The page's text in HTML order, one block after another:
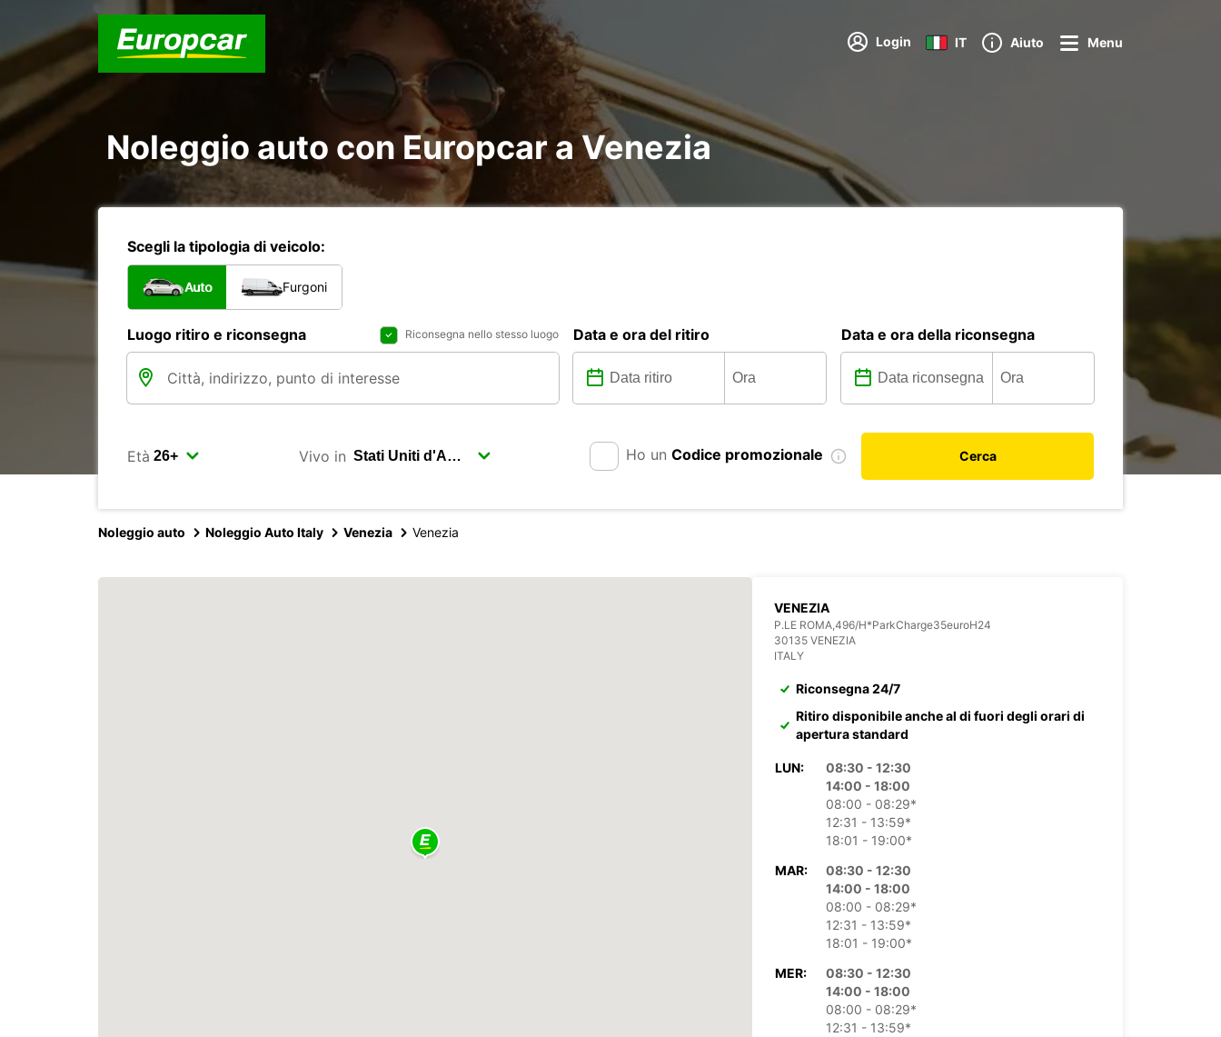
Login IT Aiuto Menu
Noleggio auto con Europcar a Venezia
Scegli la tipologia di veicolo:
Auto Furgoni
Luogo ritiro e riconsegna Riconsegna nello stesso luogo Data e ora del ritiro Data e ora della riconsegna
Età Vivo in Ho un Codice promozionale Cerca
Noleggio auto Noleggio Auto Italy Venezia Venezia
VENEZIA
P.LE ROMA,496/H*ParkCharge35euroH24
30135 VENEZIA
ITALY
Riconsegna 24/7
Ritiro disponibile anche al di fuori degli orari di
apertura standard
LUN:
08:30 - 12:30
14:00 - 18:00
08:00 - 08:29*
12:31 - 13:59*
18:01 - 19:00*
MAR:
08:30 - 12:30
14:00 - 18:00
08:00 - 08:29*
12:31 - 13:59*
18:01 - 19:00*
MER:
08:30 - 12:30
14:00 - 18:00
08:00 - 08:29*
12:31 - 13:59*